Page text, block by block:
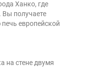
Ханко, где
Вы получаете
европейской
на стене двумя